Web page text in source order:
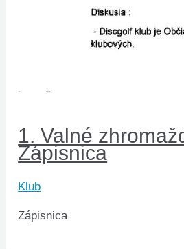
1. Valné
Zápisnica
Klub
Zápisnica